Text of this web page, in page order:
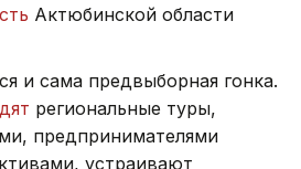
Актюбинской области
и сама предвыборная гонка.
региональные туры,
предпринимателями
устраивают